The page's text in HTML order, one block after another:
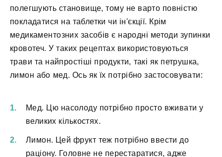
полегшують становище, тому не варто повністю
покладатися на таблетки чи ін'єкції. Крім
медикаментозних засобів є народні методи зупинки
кровотеч. У таких рецептах використовуються
трави та найпростіші продукти, такі як петрушка,
лимон або мед. Ось як їх потрібно застосовувати:
Мед. Цю насолоду потрібно просто вживати у
великих кількостях.
Лимон. Цей фрукт теж потрібно ввести до
раціону. Головне не перестаратися, адже